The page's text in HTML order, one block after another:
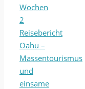
Wochen
2
Reisebericht
Oahu –
Massentourismus
und
einsame